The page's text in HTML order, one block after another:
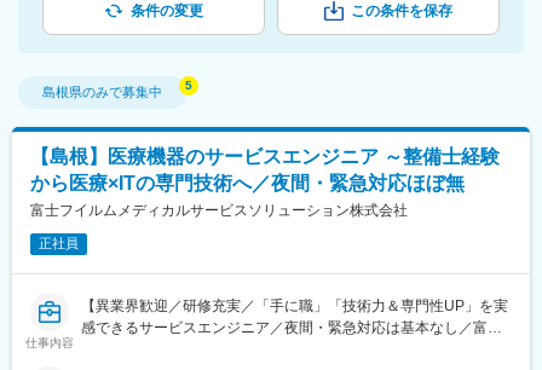
条件の変更 この条件を保存
島根県のみで募集中
【島根】医療機器のサービスエンジニア ～整備士経験
から医療×ITの専門技術へ／夜間・緊急対応ほぼ無
富士フイルムメディカルサービスソリューション株式会社
正社員
仕事内容
【異業界歓迎／研修充実／「手に職」「技術力＆専門性UP」を実
感できるサービスエンジニア／夜間・緊急対応は基本なし／富士